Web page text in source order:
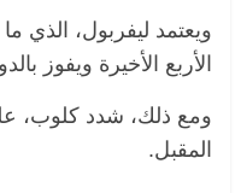
ويعتمد ليفربول، الذي
الأربع الأخيرة ويفوز
ومع ذلك، شدد كلوب، على
المقبل.
في
26
خبير اقتصادي
وحيداً على أبواب